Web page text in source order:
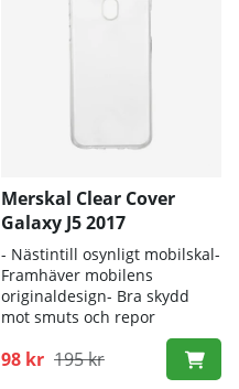
Merskal Clear Cover
Galaxy J5 2017
- Nästintill osynligt mobilskal-
Framhäver mobilens
originaldesign- Bra skydd
mot smuts och repor
98 kr 195 kr